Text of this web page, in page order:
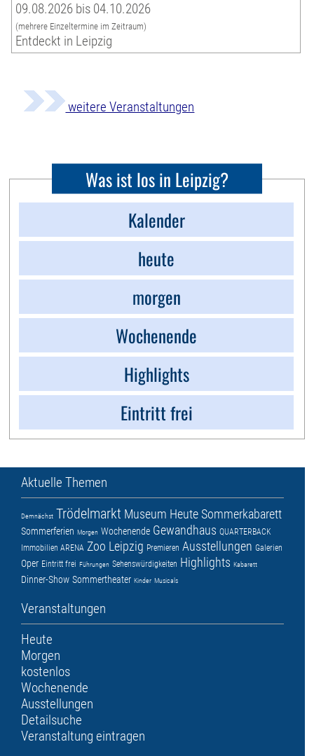
09.08.2026 bis 04.10.2026
(mehrere Einzeltermine im Zeitraum)
Entdeckt in Leipzig
weitere Veranstaltungen
Was ist los in Leipzig?
Kalender
heute
morgen
Wochenende
Highlights
Eintritt frei
Aktuelle Themen
Demnächst Trödelmarkt Museum HeuteSommerkabarett
Sommerferien Morgen Wochenende Gewandhaus QUARTERBACK
Immobilien ARENA Zoo Leipzig Premieren Ausstellungen Galerien
Oper Eintritt frei Führungen Sehenswürdigkeiten Highlights Kabarett
Dinner-Show Sommertheater Kinder Musicals
Veranstaltungen
Heute
Morgen
kostenlos
Wochenende
Ausstellungen
Detailsuche
Veranstaltung eintragen